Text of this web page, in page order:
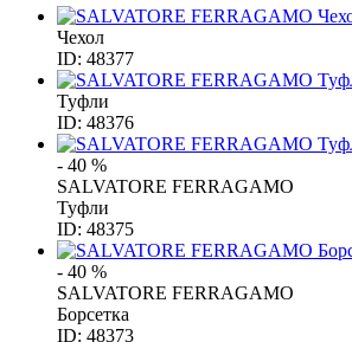
Чехол
ID: 48377
Туфли
ID: 48376
- 40 %
SALVATORE FERRAGAMO
Туфли
ID: 48375
- 40 %
SALVATORE FERRAGAMO
Борсетка
ID: 48373